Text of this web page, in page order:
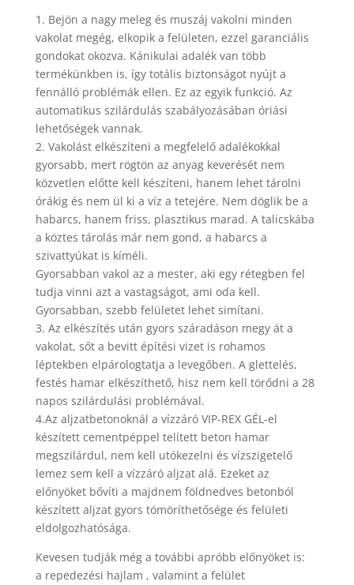
1. Bejön a nagy meleg és muszáj vakolni minden
vakolat megég, elkopik a felületen, ezzel garanciális
gondokat okozva. Kánikulai adalék van több
termékünkben is, így totális biztonságot nyújt a
fennálló problémák ellen. Ez az egyik funkció. Az
automatikus szilárdulás szabályozásában óriási
lehetőségek vannak.
2. Vakolást elkészíteni a megfelelő adalékokkal
gyorsabb, mert rögtön az anyag keverését nem
közvetlen előtte kell készíteni, hanem lehet tárolni
órákig és nem ül ki a víz a tetejére. Nem döglik be a
habarcs, hanem friss, plasztikus marad. A talicskába
a köztes tárolás már nem gond, a habarcs a
szivattyúkat is kíméli.
Gyorsabban vakol az a mester, aki egy rétegben fel
tudja vinni azt a vastagságot, ami oda kell.
Gyorsabban, szebb felületet lehet simítani.
3. Az elkészítés után gyors száradáson megy át a
vakolat, sőt a bevitt építési vizet is rohamos
léptekben elpárologtatja a levegőben. A glettelés,
festés hamar elkészíthető, hisz nem kell törődni a 28
napos szilárdulási problémával.
4.Az aljzatbetonoknál a vízzáró VIP-REX GÉL-el
készített cementpéppel telített beton hamar
megszilárdul, nem kell utókezelni és vízszigetelő
lemez sem kell a vízzáró aljzat alá. Ezeket az
előnyöket bővíti a majdnem földnedves betonból
készített aljzat gyors tömöríthetősége és felületi
eldolgozhatósága.
Kevesen tudják még a további apróbb előnyöket is:
a repedezési hajlam , valamint a felület